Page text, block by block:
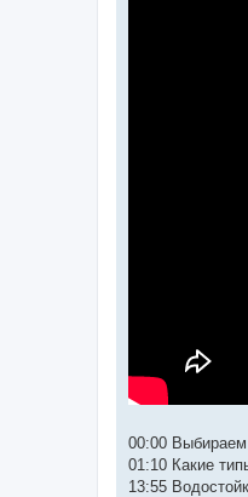
00:00 Выбираем
01:10 Какие
13:55